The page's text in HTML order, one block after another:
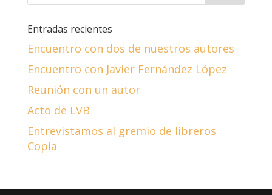
Entradas recientes
Encuentro con dos de nuestros autores
Encuentro con Javier Fernández López
Reunión con un autor
Acto de LVB
Entrevistamos al gremio de libreros
Copia